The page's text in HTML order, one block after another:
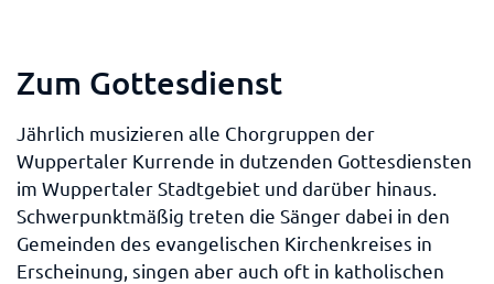
Zum Gottesdienst
Jährlich musizieren alle Chorgruppen der
Wuppertaler Kurrende in dutzenden Gottesdiensten
im Wuppertaler Stadtgebiet und darüber hinaus.
Schwerpunktmäßig treten die Sänger dabei in den
Gemeinden des evangelischen Kirchenkreises in
Erscheinung, singen aber auch oft in katholischen